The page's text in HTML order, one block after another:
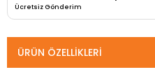
Ücretsiz Gönderim
ÜRÜN ÖZELLIKLERI